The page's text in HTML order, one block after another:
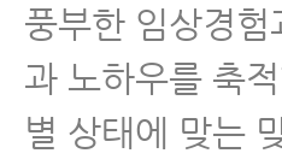
풍부한 임상경
과 노하우를 축
별 상태에 맞는